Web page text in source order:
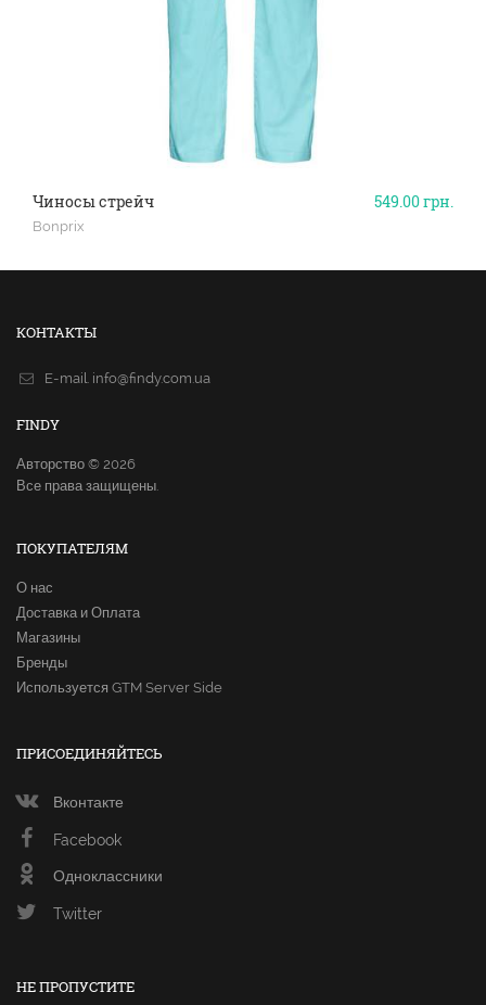
549.00грн.
Чиносы стрейч
Bonprix
КОНТАКТЫ
E-mail. info@findy.com.ua
FINDY
Авторство © 2026
Все права защищены.
ПОКУПАТЕЛЯМ
О нас
Доставка и Оплата
Магазины
Бренды
Используется GTM Server Side
ПРИСОЕДИНЯЙТЕСЬ
Вконтакте
Facebook
Одноклассники
Twitter
НЕ ПРОПУСТИТЕ